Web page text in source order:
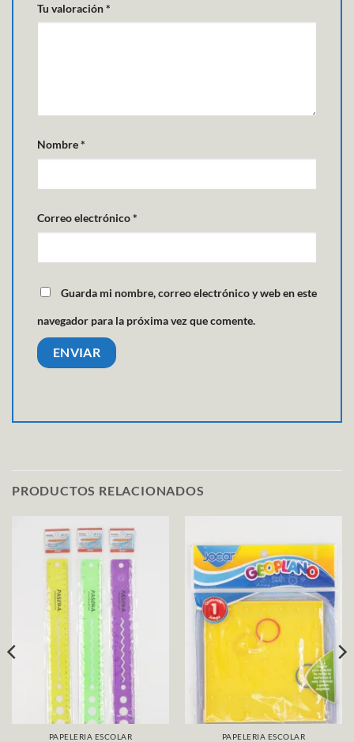
Tu valoración*
Nombre*
Correo electrónico*
Guarda mi nombre, correo electrónico y web en este
navegador para la próxima vez que comente.
PRODUCTOS RELACIONADOS
PAPELERIA ESCOLAR PAPELERIA ESCOLAR